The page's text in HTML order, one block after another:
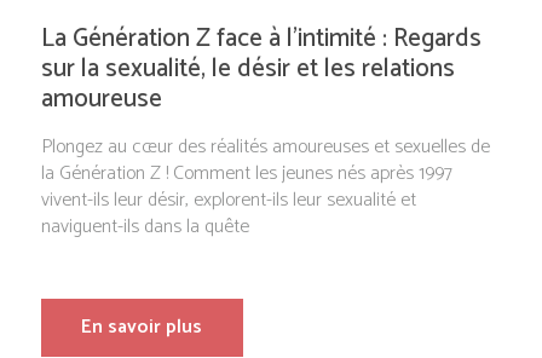
La Génération Z face à l’intimité : Regards
sur la sexualité, le désir et les relations
amoureuse
Plongez au cœur des réalités amoureuses et sexuelles de
la Génération Z ! Comment les jeunes nés après 1997
vivent-ils leur désir, explorent-ils leur sexualité et
naviguent-ils dans la quête
En savoir plus